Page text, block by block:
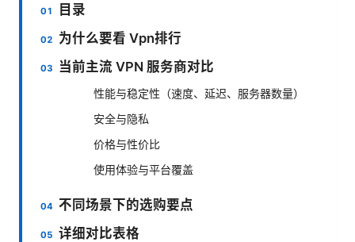
目录
为什么要看 Vpn排行
当前主流 VPN 服务商对比
性能与稳定性（速度、延迟、服务器数量）
安全与隐私
价格与性价比
使用体验与平台覆盖
不同场景下的选购要点
详细对比表格